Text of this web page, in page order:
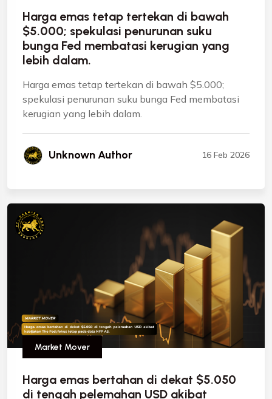
Harga emas tetap tertekan di bawah
$5.000; spekulasi penurunan suku
bunga Fed membatasi kerugian yang
lebih dalam.
Harga emas tetap tertekan di bawah $5.000;
spekulasi penurunan suku bunga Fed membatasi
kerugian yang lebih dalam.
Unknown Author 16 Feb 2026
Market Mover
Harga emas bertahan di dekat $5.050
di tengah pelemahan USD akibat